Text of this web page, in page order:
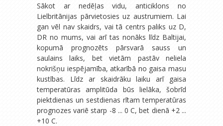
Sākot ar nedēļas vidu, anticiklons no
Lielbritānijas pārvietosies uz austrumiem. Lai
gan vēl nav skaidrs, vai tā centrs paliks uz D,
DR no mums, vai arī tas nonāks līdz Baltijai,
kopumā prognozēts pārsvarā sauss un
saulains laiks, bet vietām pastāv neliela
nokrišņu iespējamība, atkarībā no gaisa masu
kustības. Līdz ar skaidrāku laiku arī gaisa
temperatūras amplitūda būs lielāka, šobrīd
piektdienas un sestdienas rītam temperatūras
prognozes variē starp -8 ... 0 C, bet dienā +2 ...
+10 C.